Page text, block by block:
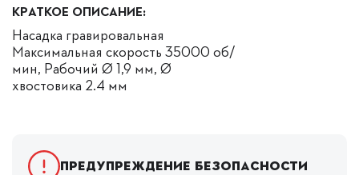
КРАТКОЕ ОПИСАНИЕ:
Насадка гравировальная
Максимальная скорость 35000 об/
мин, Рабочий Ø 1,9 мм, Ø
хвостовика 2.4 мм
Предупреждение безопасности